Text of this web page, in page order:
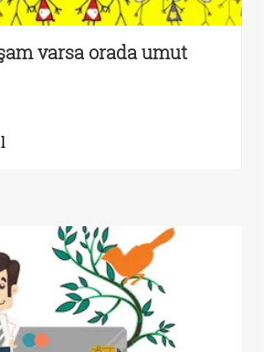
varsa orada umut